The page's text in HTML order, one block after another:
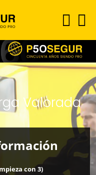
Valorada
con 3)